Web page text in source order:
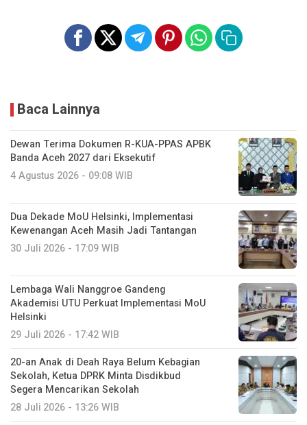
Baca Lainnya
Dewan Terima Dokumen R-KUA-PPAS APBK
Banda Aceh 2027 dari Eksekutif
4 Agustus 2026 - 09:08 WIB
Dua Dekade MoU Helsinki, Implementasi
Kewenangan Aceh Masih Jadi Tantangan
30 Juli 2026 - 17:09 WIB
Lembaga Wali Nanggroe Gandeng
Akademisi UTU Perkuat Implementasi MoU
Helsinki
29 Juli 2026 - 17:42 WIB
20-an Anak di Deah Raya Belum Kebagian
Sekolah, Ketua DPRK Minta Disdikbud
Segera Mencarikan Sekolah
28 Juli 2026 - 13:26 WIB